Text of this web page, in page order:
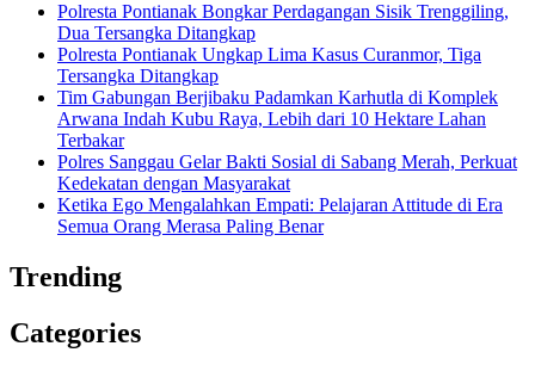
Polresta Pontianak Bongkar Perdagangan Sisik Trenggiling,
Dua Tersangka Ditangkap
Polresta Pontianak Ungkap Lima Kasus Curanmor, Tiga
Tersangka Ditangkap
Tim Gabungan Berjibaku Padamkan Karhutla di Komplek
Arwana Indah Kubu Raya, Lebih dari 10 Hektare Lahan
Terbakar
Polres Sanggau Gelar Bakti Sosial di Sabang Merah, Perkuat
Kedekatan dengan Masyarakat
Ketika Ego Mengalahkan Empati: Pelajaran Attitude di Era
Semua Orang Merasa Paling Benar
Trending
Categories